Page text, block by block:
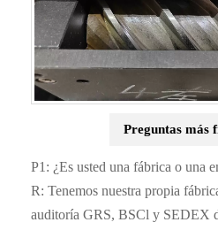
Preguntas más
P1: ¿Es usted una fábrica o una
R: Tenemos nuestra propia
auditoría GRS, BSCl y SEDEX